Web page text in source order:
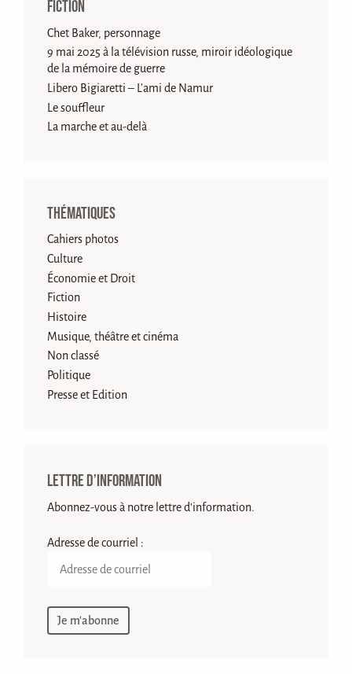
Fiction
Chet Baker, personnage
9 mai 2025 à la télévision russe, miroir idéologique
de la mémoire de guerre
Libero Bigiaretti – L’ami de Namur
Le souffleur
La marche et au-delà
Thématiques
Cahiers photos
Culture
Économie et Droit
Fiction
Histoire
Musique, théâtre et cinéma
Non classé
Politique
Presse et Edition
Lettre d’information
Abonnez-vous à notre lettre d'information.
Adresse de courriel :